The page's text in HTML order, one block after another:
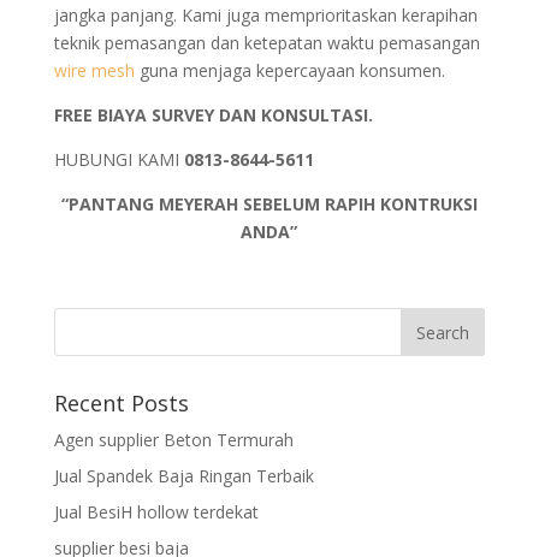
jangka panjang. Kami juga memprioritaskan kerapihan
teknik pemasangan dan ketepatan waktu pemasangan
wire mesh guna menjaga kepercayaan konsumen.
FREE BIAYA SURVEY DAN KONSULTASI.
HUBUNGI KAMI 0813-8644-5611
“PANTANG MEYERAH SEBELUM RAPIH KONTRUKSI
ANDA”
Recent Posts
Agen supplier Beton Termurah
Jual Spandek Baja Ringan Terbaik
Jual BesiH hollow terdekat
supplier besi baja